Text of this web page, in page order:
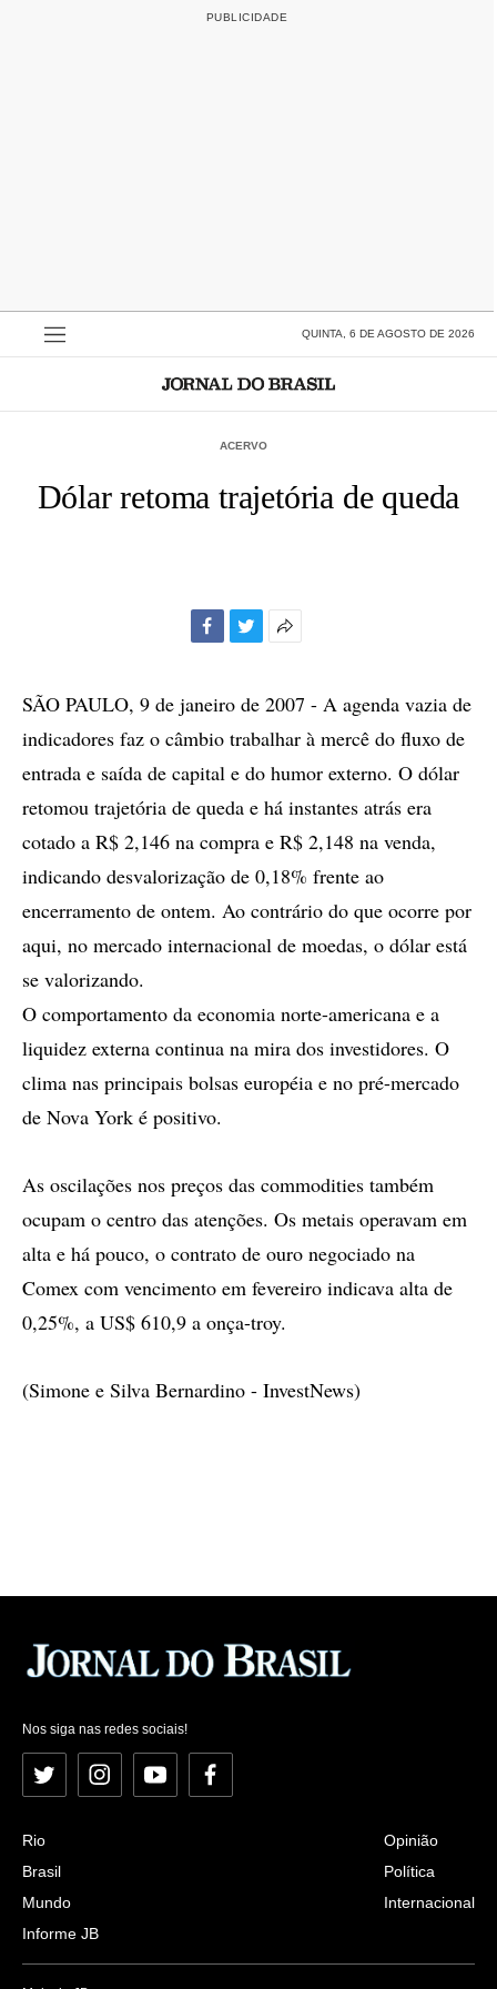
QUINTA, 6 DE AGOSTO DE 2026
ACERVO
Dólar retoma trajetória de queda
compartilhamento
SÃO PAULO, 9 de janeiro de 2007 - A agenda vazia de
indicadores faz o câmbio trabalhar à mercê do fluxo de
entrada e saída de capital e do humor externo. O dólar
retomou trajetória de queda e há instantes atrás era
cotado a R$ 2,146 na compra e R$ 2,148 na venda,
indicando desvalorização de 0,18% frente ao
encerramento de ontem. Ao contrário do que ocorre por
aqui, no mercado internacional de moedas, o dólar está
se valorizando.
O comportamento da economia norte-americana e a
liquidez externa continua na mira dos investidores. O
clima nas principais bolsas européia e no pré-mercado
de Nova York é positivo.
As oscilações nos preços das commodities também
ocupam o centro das atenções. Os metais operavam em
alta e há pouco, o contrato de ouro negociado na
Comex com vencimento em fevereiro indicava alta de
0,25%, a US$ 610,9 a onça-troy.
(Simone e Silva Bernardino - InvestNews)
Nos siga nas redes sociais!
Twitter InstagramYouTubeFacebook
Rio
Brasil
Mundo
Informe JB
Opinião
Política
Internacional